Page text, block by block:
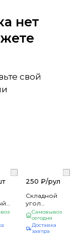
нет
свой
250 ₽/рул
Складной
угол
Серенити
2600*56
(40шт)
Самовывоз
сегодня
Доставка
завтра